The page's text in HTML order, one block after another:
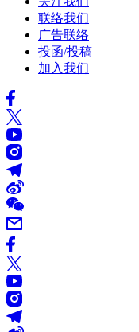
联络我们
广告联络
投函/投稿
加入我们